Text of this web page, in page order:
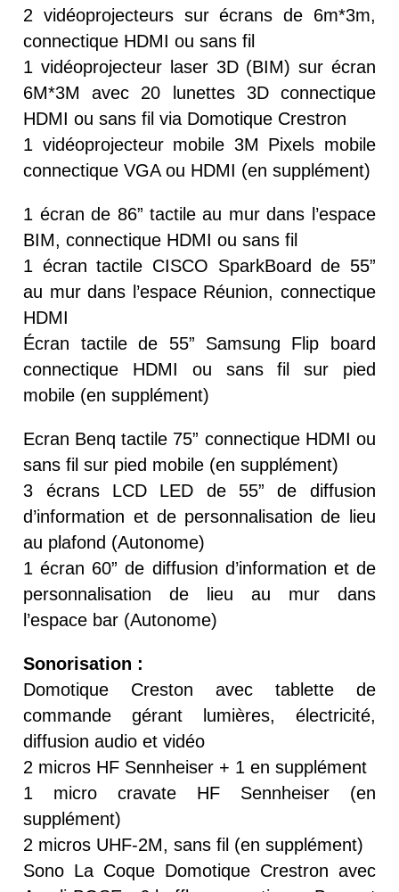
2 vidéoprojecteurs sur écrans de 6m*3m,
connectique HDMI ou sans fil
1 vidéoprojecteur laser 3D (BIM) sur écran
6M*3M avec 20 lunettes 3D connectique
HDMI ou sans fil via Domotique Crestron
1 vidéoprojecteur mobile 3M Pixels mobile
connectique VGA ou HDMI (en supplément)
1 écran de 86” tactile au mur dans l’espace
BIM, connectique HDMI ou sans fil
1 écran tactile CISCO SparkBoard de 55”
au mur dans l’espace Réunion, connectique
HDMI
Écran tactile de 55” Samsung Flip board
connectique HDMI ou sans fil sur pied
mobile (en supplément)
Ecran Benq tactile 75” connectique HDMI ou
sans fil sur pied mobile (en supplément)
3 écrans LCD LED de 55” de diffusion
d’information et de personnalisation de lieu
au plafond (Autonome)
1 écran 60” de diffusion d’information et de
personnalisation de lieu au mur dans
l’espace bar (Autonome)
Sonorisation :
Domotique Creston avec tablette de
commande gérant lumières, électricité,
diffusion audio et vidéo
2 micros HF Sennheiser + 1 en supplément
1 micro cravate HF Sennheiser (en
supplément)
2 micros UHF-2M, sans fil (en supplément)
Sono La Coque Domotique Crestron avec